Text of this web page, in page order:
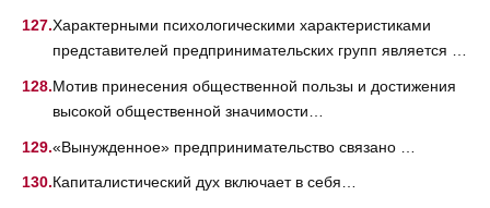
Характерными психологическими характеристиками
представителей предпринимательских групп является …
Мотив принесения общественной пользы и достижения
высокой общественной значимости…
«Вынужденное» предпринимательство связано …
Капиталистический дух включает в себя…